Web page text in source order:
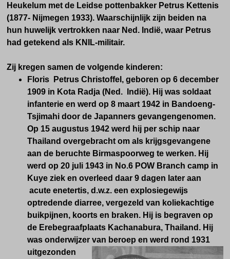
Heukelum met de Leidse pottenbakker Petrus Kettenis
(1877- Nijmegen 1933). Waarschijnlijk zijn beiden na
hun huwelijk vertrokken naar Ned. Indië, waar Petrus
had getekend als KNIL-militair.
Zij kregen samen de volgende kinderen:
Floris Petrus Christoffel, geboren op 6 december
1909 in Kota Radja (Ned. Indië). Hij was soldaat
infanterie en werd op 8 maart 1942 in Bandoeng-
Tsjimahi door de Japanners gevangengenomen.
Op 15 augustus 1942 werd hij per schip naar
Thailand overgebracht om als krijgsgevangene
aan de beruchte Birmaspoorweg te werken. Hij
werd op 20 juli 1943 in No.6 POW Branch camp in
Kuye ziek en overleed daar 9 dagen later aan
acute enetertis, d.w.z. een explosiegewijs
optredende diarree, vergezeld van koliekachtige
buikpijnen, koorts en braken. Hij is begraven op
de Erebegraafplaats Kachanabura, Thailand. Hij
was onderwijzer van beroep en werd rond 1931
uitgezonden